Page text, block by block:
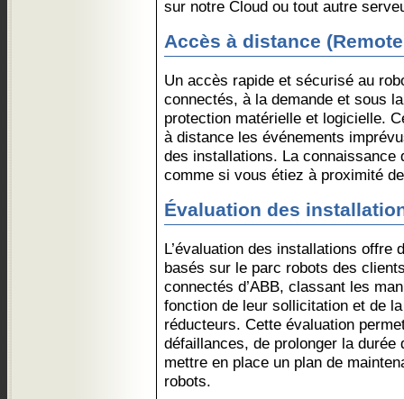
sur notre Cloud ou tout autre
Accès à distance
Un accès rapide et sécurisé au
connectés, à la demande et sous
protection matérielle et logicielle.
à distance les événements
des installations. La connaissance
comme si vous étiez à proximité
Évaluation des
L’évaluation des installations offre
basés sur le parc robots des
connectés d’ABB, classant les
fonction de leur sollicitation et de
réducteurs. Cette évaluation
défaillances, de prolonger la durée
mettre en place un plan de
robots.